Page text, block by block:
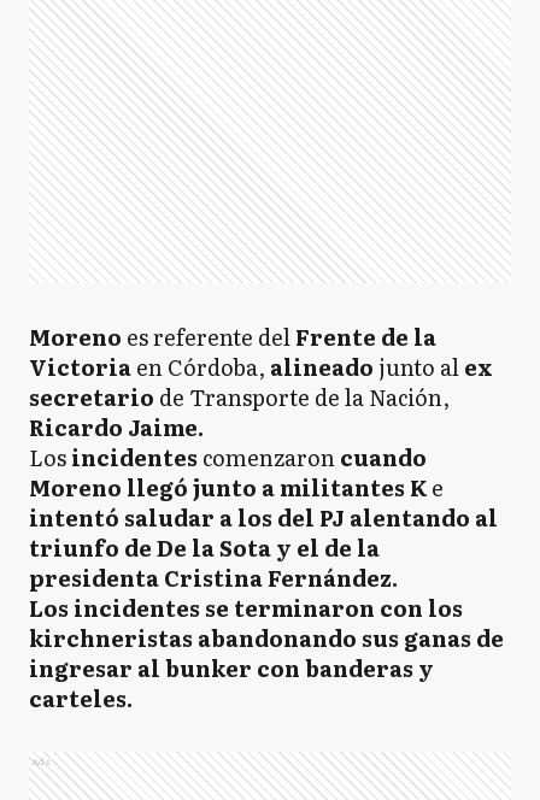
Moreno es referente delFrente de la
Victoriaen Córdoba, alineado junto alex
secretario de Transporte de la Nación,
Ricardo Jaime.
Losincidentes comenzaroncuando
Moreno llegó junto a militantes Ke
intentó saludar a los del PJ alentando al
triunfo de De la Sota y el de la
presidenta Cristina Fernández.
Los incidentes se terminaron con los
kirchneristas abandonando sus ganas de
ingresar al bunker con banderas y
carteles.
Ads